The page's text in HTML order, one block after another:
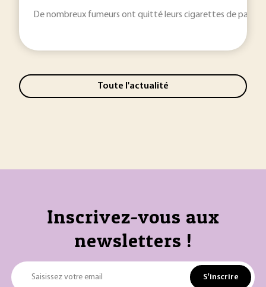
De nombreux fumeurs ont quitté leurs cigarettes de papier
Toute l'actualité
Inscrivez-vous aux
newsletters !
Saisissez votre email S'inscrire